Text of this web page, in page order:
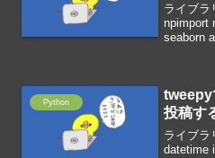
ライブラ
npimport
seaborn
Python
tweepy
投稿す
ライブラ
datetime